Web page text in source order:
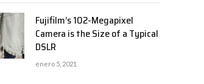
Fujifilm’s 102-Megapixel
Camera is the Size of a Typical
DSLR
enero 5, 2021